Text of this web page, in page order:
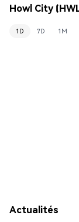
Howl City
1D 7D 1M
Actualités